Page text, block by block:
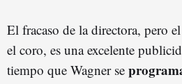
El fracaso de la directora, pero
el coro, es una excelente
tiempo que Wagner se